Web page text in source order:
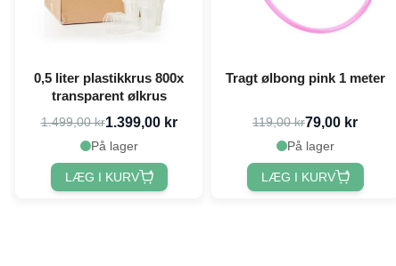
0,5 liter plastikkrus 800x
transparent ølkrus
1.499,00 kr1.399,00 kr
På lager
LÆG I KURV
Tragt ølbong pink 1 meter
119,00 kr79,00 kr
På lager
LÆG I KURV